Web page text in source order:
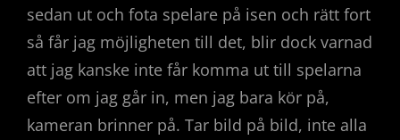
sedan ut och fota spelare på isen och rätt fort
så får jag möjligheten till det, blir dock varnad
att jag kanske inte får komma ut till spelarna
efter om jag går in, men jag bara kör på,
kameran brinner på. Tar bild på bild, inte alla